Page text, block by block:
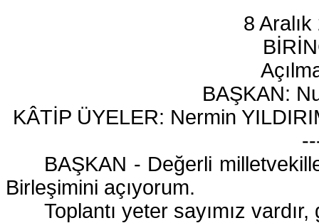
8
BAŞKAN:
KÂTİP ÜYELER: Nermin
BAŞKAN - Değerli
Birleşimini açıyorum.
Toplantı yeter sayımız